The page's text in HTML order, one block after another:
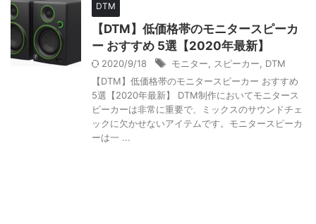
DTM
【DTM】低価格帯のモニタースピーカ
ー おすすめ 5選【2020年最新】
2020/9/18 モニター スピーカー
DTM
【DTM】低価格帯のモニタースピーカー おすすめ
5選【2020年最新】 DTM制作においてモニタース
ピーカーは非常に重要で、ミックスのサウンドチェ
ックに欠かせないアイテムです。モニタースピーカ
ーは一 ...